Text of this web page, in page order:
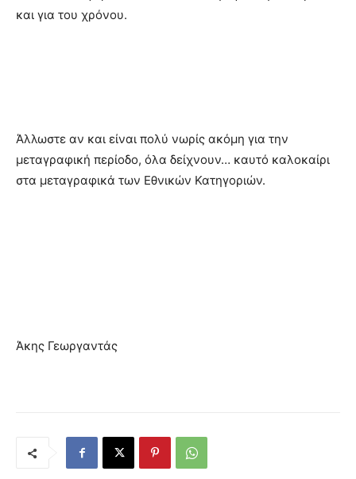
και για του χρόνου.
Άλλωστε αν και είναι πολύ νωρίς ακόμη για την
μεταγραφική περίοδο, όλα δείχνουν… καυτό καλοκαίρι
στα μεταγραφικά των Εθνικών Κατηγοριών.
Άκης Γεωργαντάς